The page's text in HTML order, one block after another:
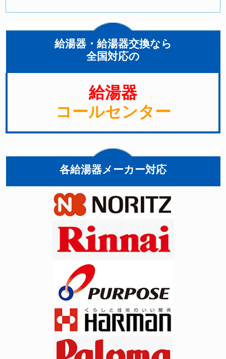
給湯器・給湯器交換なら
全国対応の
給湯器
コールセンター
各給湯器メーカー対応